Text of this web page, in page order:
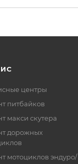
центры
питбайков
макси скутера
дорожных
мотоциклов эндуро/